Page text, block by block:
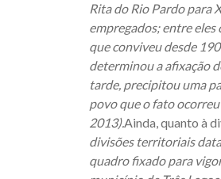
Rita do Rio Pardo para
empregados; entre
que conviveu desde
determinou a afixação
tarde, precipitou uma
povo que o fato ocorreu
2013).Ainda, quanto à
divisões territoriais
quadro fixado para